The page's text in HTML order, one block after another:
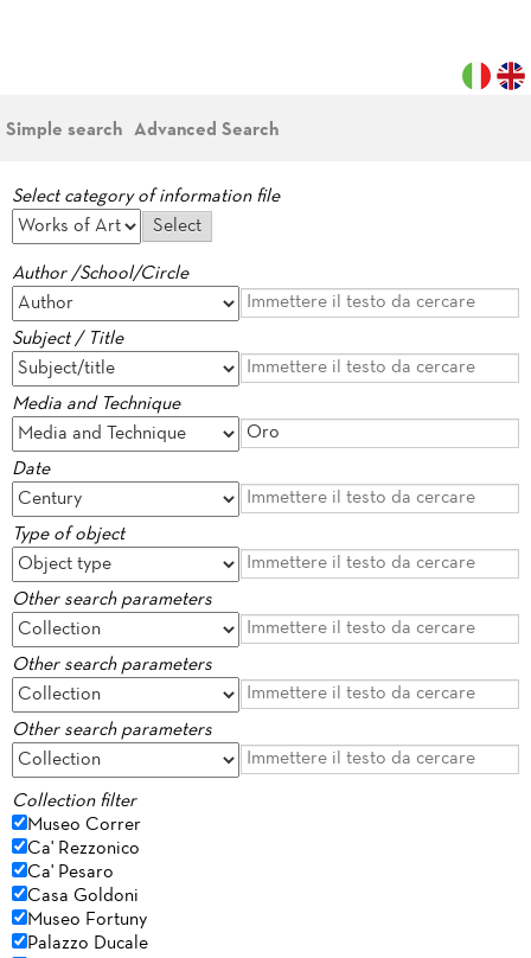
Simple search Advanced Search
Select category of information file
Author /School/Circle
Subject / Title
Media and Technique
Date
Type of object
Other search parameters
Other search parameters
Other search parameters
Collection filter
Museo Correr
Ca' Rezzonico
Ca' Pesaro
Casa Goldoni
Museo Fortuny
Palazzo Ducale